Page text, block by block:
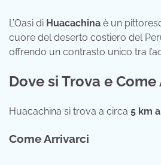
L’Oasi di Huacachina è un
cuore del deserto costiero del
offrendo un contrasto unico tra
Dove si Trova e
Huacachina si trova a circa 5 km
Come Arrivarci